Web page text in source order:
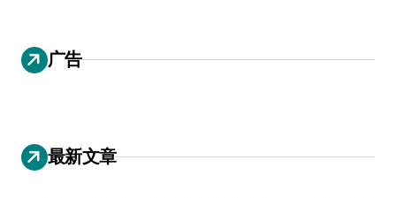
广告
最新文章